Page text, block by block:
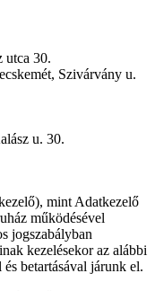
utca 30.
Szivárvány u.
u. 30.
mint Adatkezelő
működésével
jogszabályban
kezelésekor az alábbi
betartásával járunk el.